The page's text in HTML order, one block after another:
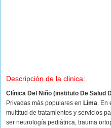
Descripción de la clinica:
Clínica Del Niño (instituto De Salud
Privadas más populares en Lima. En
multitud de tratamientos y servicios
ser neurología pediátrica, trauma